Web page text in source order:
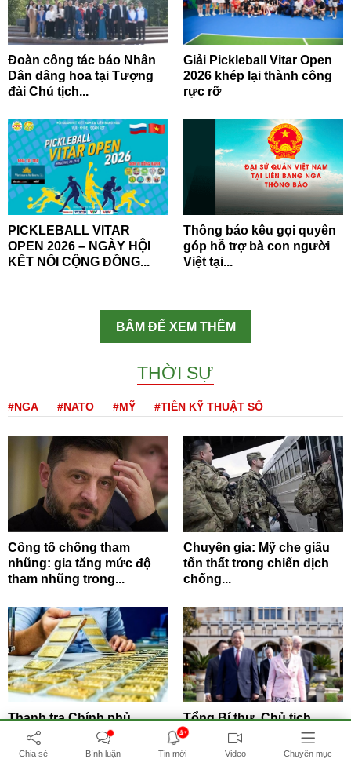
Đoàn công tác báo Nhân
Dân dâng hoa tại Tượng
đài Chủ tịch...
Giải Pickleball Vitar Open
2026 khép lại thành công
rực rỡ
PICKLEBALL VITAR
OPEN 2026 – NGÀY HỘI
KẾT NỐI CỘNG ĐỒNG...
Thông báo kêu gọi quyên
góp hỗ trợ bà con người
Việt tại...
BẤM ĐỂ XEM THÊM
THỜI SỰ
#NGA #NATO #MỸ #TIỀN KỸ THUẬT SỐ
Công tố chống tham
nhũng: gia tăng mức độ
tham nhũng trong...
Chuyên gia: Mỹ che giấu
tổn thất trong chiến dịch
chống...
Thanh tra Chính phủ
chuyển Bộ Công an xem
xét 7 trường hợp...
Tổng Bí thư, Chủ tịch
nước Tô Lâm gặp Thống
đốc Bang New...
Chia sẻ Bình luận
4+
Tin mới Video Chuyên mục